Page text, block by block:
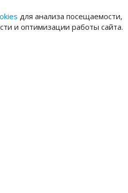
для анализа посещаемости,
и оптимизации работы сайта.